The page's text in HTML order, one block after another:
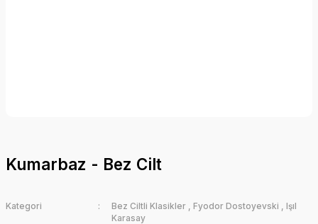
Kumarbaz - Bez Cilt
Kategori Bez Ciltli Klasikler , Fyodor Dostoyevski , Işıl
Karasay